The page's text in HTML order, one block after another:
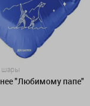
шары
"Любимому папе"